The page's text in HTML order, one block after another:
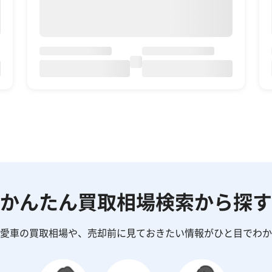
かんたん買取相場検索から探す
車の買取相場や、売却前に見ておきたい情報がひと目でわ